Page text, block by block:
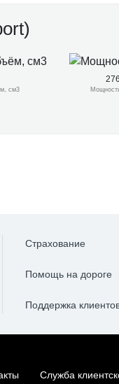
см3
276
Страхование
Помощь на дороге
Поддержка
Служба